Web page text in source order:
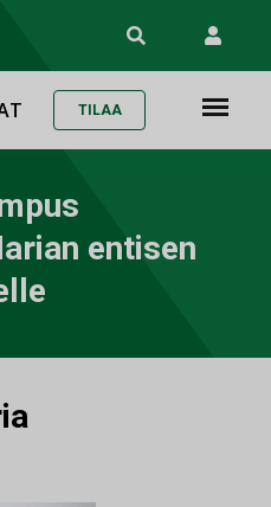
TILAA
entisen